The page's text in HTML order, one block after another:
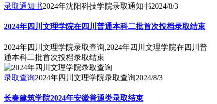
录取通知书2024年沈阳科技学院录取通知书2024/8/3
2024年四川文理学院在四川普通本科二批首次投档录取结束
2024年四川文理学院录取查询,2024年四川文理学院在四川普
通本科二批首次投档录取结束
录取查询2024年四川文理学院录取查询2024/8/3
长春建筑学院2024年安徽普通类录取结束